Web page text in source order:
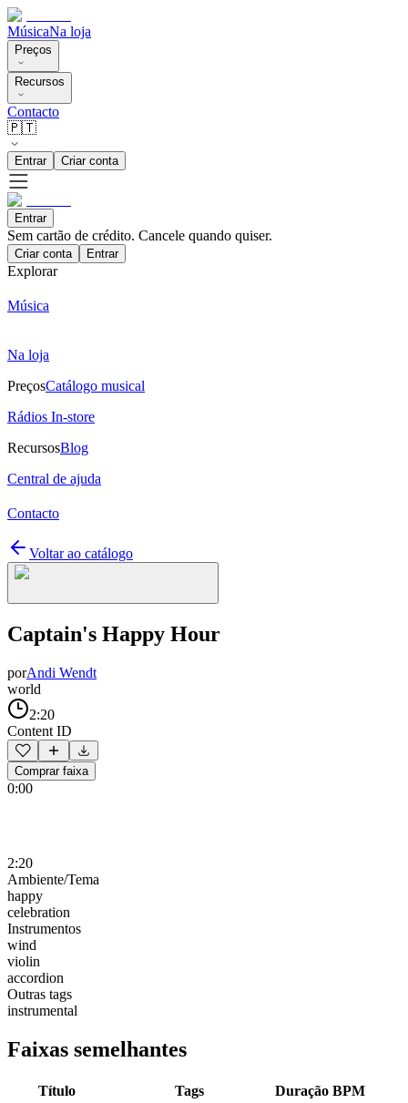
MúsicaNa loja
Preços
Recursos
Contacto
🇵🇹
Entrar Criar conta
Entrar
Sem cartão de crédito. Cancele quando quiser.
Criar conta Entrar
Explorar
Música
Na loja
PreçosCatálogo musical
Rádios In-store
RecursosBlog
Central de ajuda
Contacto
Voltar ao catálogo
Captain's Happy Hour
porAndi Wendt
world
2:20
Content ID
Comprar faixa
0:00
2:20
Ambiente/Tema
happy
celebration
Instrumentos
wind
violin
accordion
Outras tags
instrumental
Faixas semelhantes
Título Tags Duração BPM